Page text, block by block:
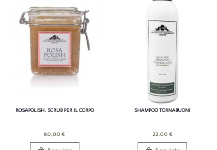
ROSAPOLISH, SCRUB PER IL CORPO
80,00 €
SHAMPOO TORNABUONI
22,00 €